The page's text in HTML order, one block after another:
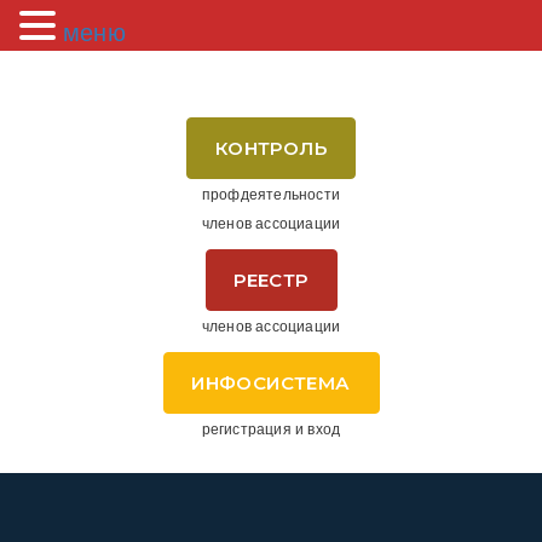
КОНТРОЛЬ
профдеятельности
членов ассоциации
РЕЕСТР
членов ассоциации
ИНФОСИСТЕМА
регистрация и вход
меню